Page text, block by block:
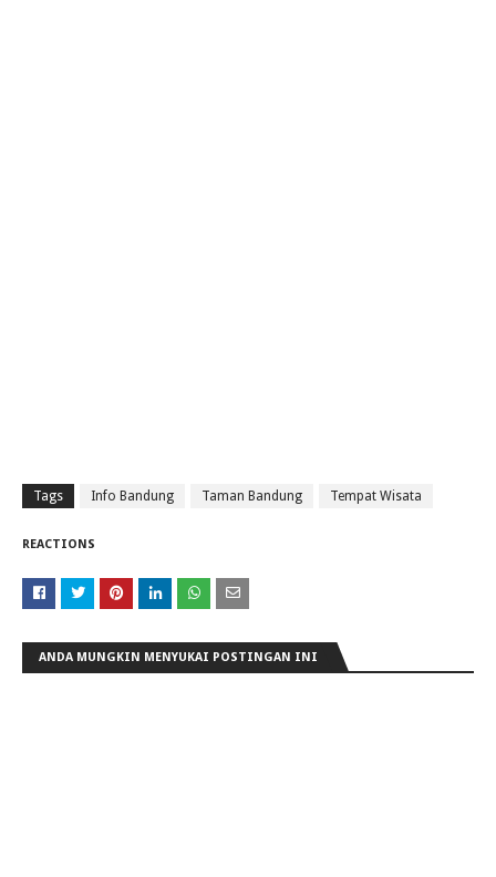
Tags Info Bandung Taman Bandung Tempat Wisata
REACTIONS
ANDA MUNGKIN MENYUKAI POSTINGAN INI